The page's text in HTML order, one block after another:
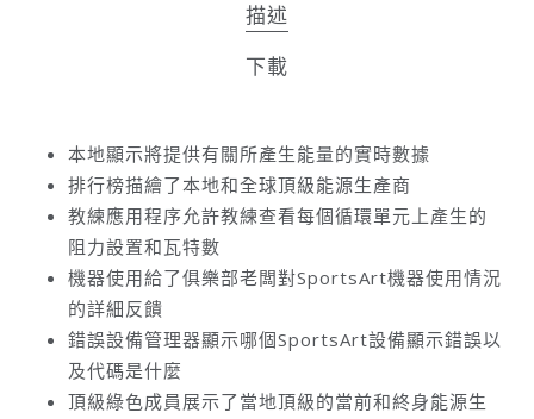
描述
下載
本地顯示將提供有關所產生能量的實時數據
排行榜描繪了本地和全球頂級能源生產商
教練應用程序允許教練查看每個循環單元上產生的
阻力設置和瓦特數
機器使用給了俱樂部老闆對SportsArt機器使用情況
的詳細反饋
錯誤設備管理器顯示哪個SportsArt設備顯示錯誤以
及代碼是什麼
頂級綠色成員展示了當地頂級的當前和終身能源生